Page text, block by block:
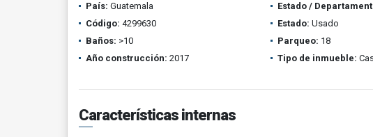
País: Guatemala Estado /
Código: 4299630 Estado: Usado
Baños: >10 Parqueo: 18
Año construcción: 2017 Tipo de inmueble:
Características internas